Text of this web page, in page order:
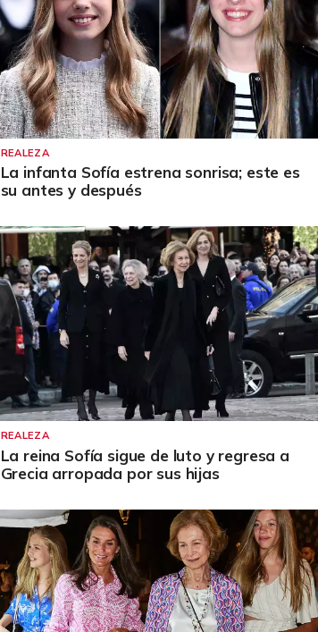
REALEZA
La infanta Sofía estrena sonrisa; este es
su antes y después
REALEZA
La reina Sofía sigue de luto y regresa a
Grecia arropada por sus hijas